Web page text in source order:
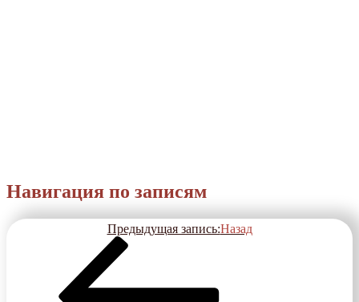
Навигация по записям
Предыдущая запись:Назад